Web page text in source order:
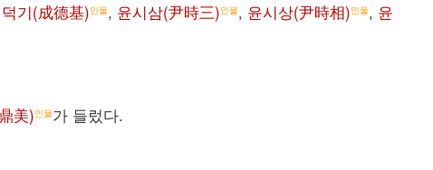
기(成德基)인물, 윤시삼(尹時三)인물, 윤시상(尹時相)인물, 윤
美)인물가 들렀다.